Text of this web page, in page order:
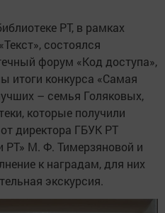
РТ, в рамках
состоялся
форум «Код доступа»,
итоги конкурса «Самая
– семья Голяковых,
которые получили
директора ГБУК РТ
РТ» М. Ф. Тимерзяновой и
к наградам, для них
экскурсия.